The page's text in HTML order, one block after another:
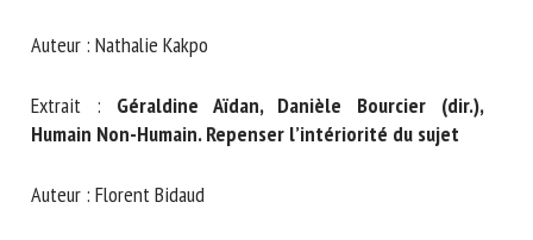
Auteur : Nathalie Kakpo
Extrait : Géraldine Aïdan, Danièle Bourcier (dir.),
Humain Non-Humain. Repenser l’intériorité du sujet
Auteur : Florent Bidaud
Prénom *
Organisme *